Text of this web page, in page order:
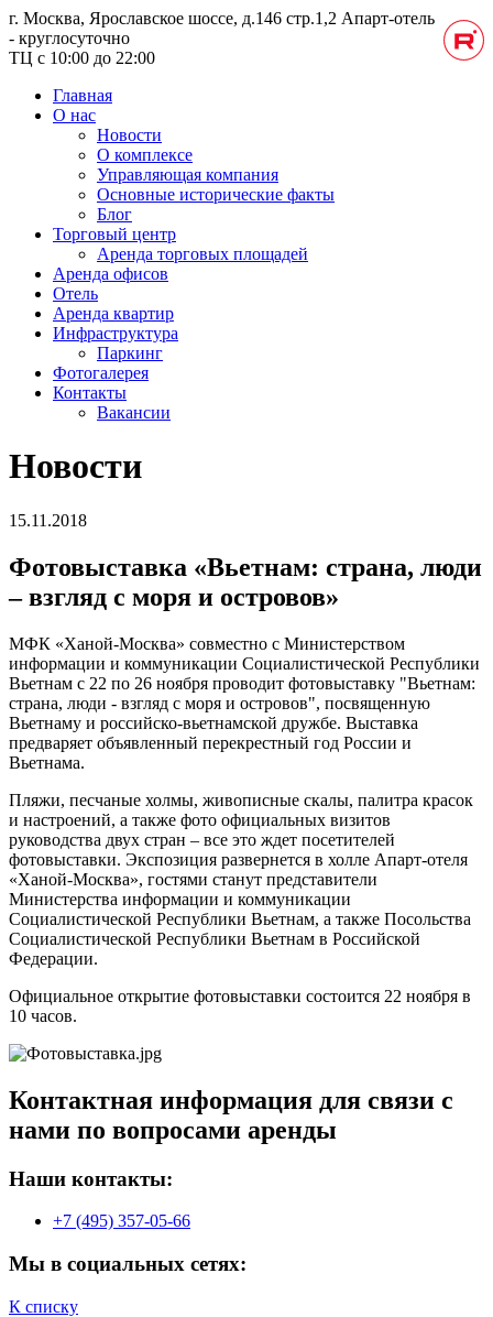
г. Москва, Ярославское шоссе, д.146 стр.1,2 Апарт-отель
- круглосуточно
ТЦ с 10:00 до 22:00
Главная
О нас
Новости
О комплексе
Управляющая компания
Основные исторические факты
Блог
Торговый центр
Аренда торговых площадей
Аренда офисов
Отель
Аренда квартир
Инфраструктура
Паркинг
Фотогалерея
Контакты
Вакансии
Новости
15.11.2018
Фотовыставка «Вьетнам: страна, люди
– взгляд с моря и островов»
МФК «Ханой-Москва» совместно с Министерством
информации и коммуникации Социалистической Республики
Вьетнам с 22 по 26 ноября проводит фотовыставку "Вьетнам:
страна, люди - взгляд с моря и островов", посвященную
Вьетнаму и российско-вьетнамской дружбе. Выставка
предваряет объявленный перекрестный год России и
Вьетнама.
Пляжи, песчаные холмы, живописные скалы, палитра красок
и настроений, а также фото официальных визитов
руководства двух стран – все это ждет посетителей
фотовыставки. Экспозиция развернется в холле Апарт-отеля
«Ханой-Москва», гостями станут представители
Министерства информации и коммуникации
Социалистической Республики Вьетнам, а также Посольства
Социалистической Республики Вьетнам в Российской
Федерации.
Официальное открытие фотовыставки состоится 22 ноября в
10 часов.
Контактная информация для связи с
нами по вопросами аренды
Наши контакты:
+7 (495) 357-05-66
Мы в социальных сетях:
К списку